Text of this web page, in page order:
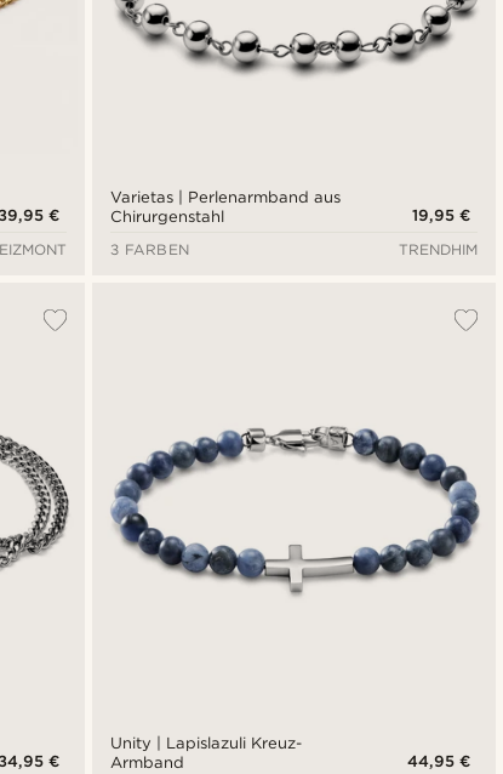
€
Varietas | Perlenarmband aus
Chirurgenstahl
19,95 €
3 FARBEN
TRENDHIM
€
Unity | Lapislazuli Kreuz-
Armband
44,95 €